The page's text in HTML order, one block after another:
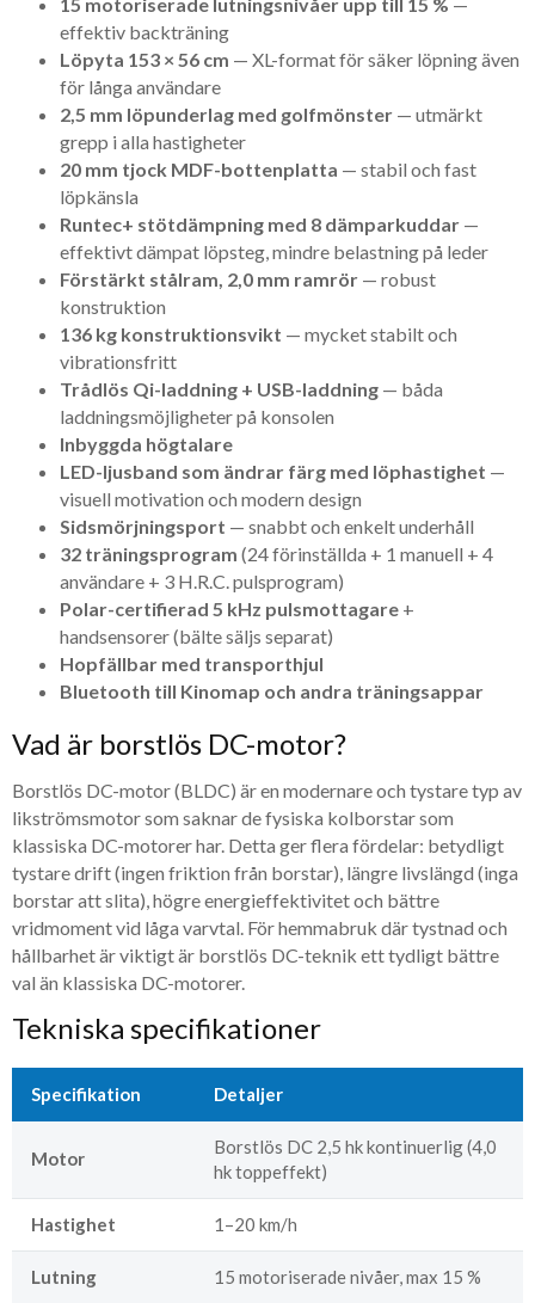
15 motoriserade lutningsnivåer upp till 15 % —
effektiv backträning
Löpyta 153 × 56 cm — XL-format för säker löpning även
för långa användare
2,5 mm löpunderlag med golfmönster — utmärkt
grepp i alla hastigheter
20 mm tjock MDF-bottenplatta — stabil och fast
löpkänsla
Runtec+ stötdämpning med 8 dämparkuddar —
effektivt dämpat löpsteg, mindre belastning på leder
Förstärkt stålram, 2,0 mm ramrör — robust
konstruktion
136 kg konstruktionsvikt — mycket stabilt och
vibrationsfritt
Trådlös Qi-laddning + USB-laddning — båda
laddningsmöjligheter på konsolen
Inbyggda högtalare
LED-ljusband som ändrar färg med löphastighet —
visuell motivation och modern design
Sidsmörjningsport — snabbt och enkelt underhåll
32 träningsprogram (24 förinställda + 1 manuell + 4
användare + 3 H.R.C. pulsprogram)
Polar-certifierad 5 kHz pulsmottagare +
handsensorer (bälte säljs separat)
Hopfällbar med transporthjul
Bluetooth till Kinomap och andra träningsappar
Vad är borstlös DC-motor?
Borstlös DC-motor (BLDC) är en modernare och tystare typ av
likströmsmotor som saknar de fysiska kolborstar som
klassiska DC-motorer har. Detta ger flera fördelar: betydligt
tystare drift (ingen friktion från borstar), längre livslängd (inga
borstar att slita), högre energieffektivitet och bättre
vridmoment vid låga varvtal. För hemmabruk där tystnad och
hållbarhet är viktigt är borstlös DC-teknik ett tydligt bättre
val än klassiska DC-motorer.
Tekniska specifikationer
Specifikation Detaljer
Motor
Borstlös DC 2,5 hk kontinuerlig (4,0
hk toppeffekt)
Hastighet 1–20 km/h
Lutning 15 motoriserade nivåer, max 15 %